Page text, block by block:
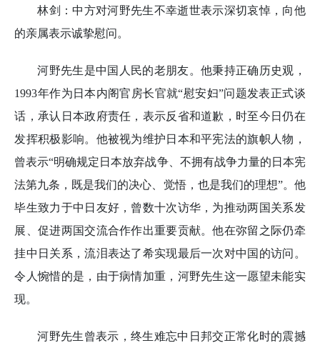
林剑：中方对河野先生不幸逝世表示深切哀悼，向他
的亲属表示诚挚慰问。
河野先生是中国人民的老朋友。他秉持正确历史观，
1993年作为日本内阁官房长官就“慰安妇”问题发表正式谈
话，承认日本政府责任，表示反省和道歉，时至今日仍在
发挥积极影响。他被视为维护日本和平宪法的旗帜人物，
曾表示“明确规定日本放弃战争、不拥有战争力量的日本宪
法第九条，既是我们的决心、觉悟，也是我们的理想”。他
毕生致力于中日友好，曾数十次访华，为推动两国关系发
展、促进两国交流合作作出重要贡献。他在弥留之际仍牵
挂中日关系，流泪表达了希实现最后一次对中国的访问。
令人惋惜的是，由于病情加重，河野先生这一愿望未能实
现。
河野先生曾表示，终生难忘中日邦交正常化时的震撼